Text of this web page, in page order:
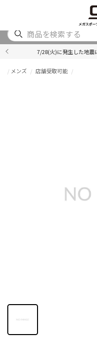
メガスポー
7/28(火)に発生した地震
メンズ 店舗受取可能